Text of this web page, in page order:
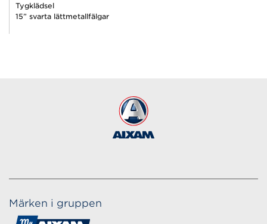
Tygklädsel
15” svarta lättmetallfälgar
Märken i gruppen